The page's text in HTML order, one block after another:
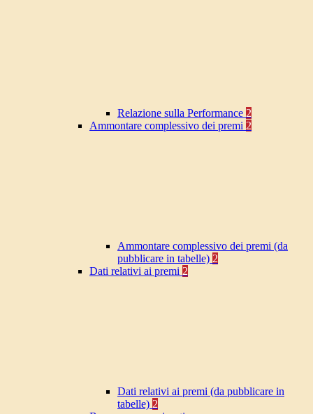
Relazione sulla Performance 2
Ammontare complessivo dei premi 2
Ammontare complessivo dei premi (da
pubblicare in tabelle) 2
Dati relativi ai premi 2
Dati relativi ai premi (da pubblicare in
tabelle) 2